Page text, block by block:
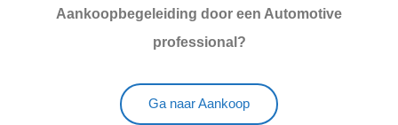
Aankoopbegeleiding door een Automotive
professional?
Ga naar Aankoop